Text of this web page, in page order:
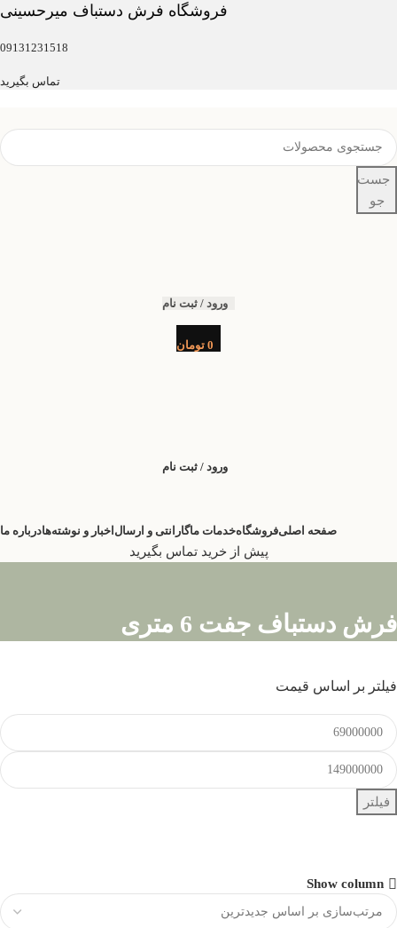
فروشگاه فرش دستباف میرحسینی
09131231518
تماس بگیرید
جست
جو
ورود / ثبت نام
0 تومان
ورود / ثبت نام
صفحه اصلیفروشگاهخدمات ماگارانتی و ارسال اخبار و نوشته‌هادرباره ما
پیش از خرید تماس بگیرید
فرش دستباف جفت 6 متری
فیلتر بر اساس قیمت
فیلتر
10% تخفیف
خرید آنلاین
Show column